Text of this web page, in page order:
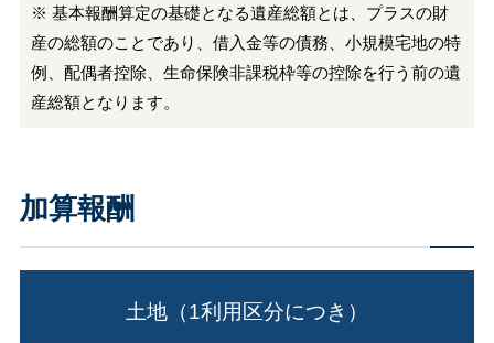
※ 基本報酬算定の基礎となる遺産総額とは、プラスの財
産の総額のことであり、借入金等の債務、小規模宅地の特
例、配偶者控除、生命保険非課税枠等の控除を行う前の遺
産総額となります。
加算報酬
土地（1利用区分につき）